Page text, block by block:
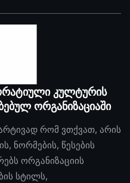
კულტურის
ორგანიზაციაში
რომ ვთქვათ, არის
ნორმების, წესების
ორგანიზაციის
სტილს,